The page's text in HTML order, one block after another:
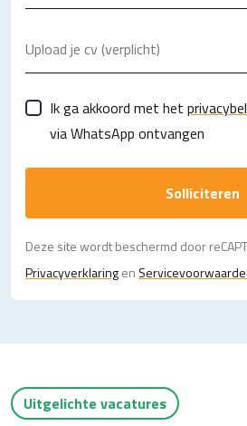
Upload je cv (verplicht)
Ik ga akkoord met het
via WhatsApp ontvangen
Solliciteren
Deze site wordt beschermd door
Privacy­verklaringen
Uitgelichte vacatures